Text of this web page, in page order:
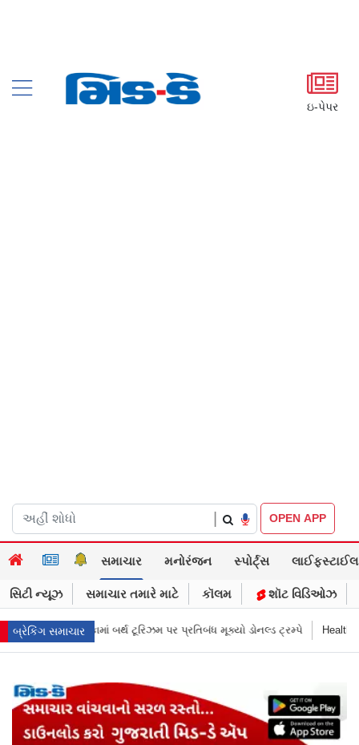
ઇ-પેપર
OPEN APP
સમાચાર મનોરંજન સ્પોર્ટ્સ લાઈફસ્ટાઈલ
સિટી ન્યૂઝ સમાચાર તમારે માટે કૉલમ શૉટ વિડિઓઝ
બ્રેકિંગ સમાચાર
પ્રતિબંધ મૂક્યો ડોનલ્ડ ટ્રમ્પે Health Funda: મહારાષ્ટ્રમાં શાળાની બહાર